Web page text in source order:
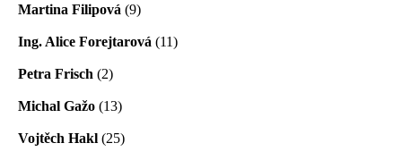
Martina Filipová (9)
Ing. Alice Forejtarová (11)
Petra Frisch (2)
Michal Gažo (13)
Vojtěch Hakl (25)